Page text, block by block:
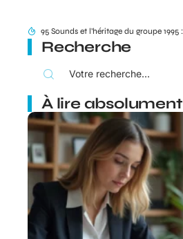
Recherche
À lire absolument